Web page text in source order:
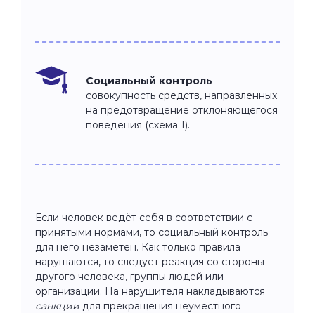
Социальный контроль —
совокупность средств, направленных
на предотвращение отклоняющегося
поведения (схема 1).
Если человек ведёт себя в соответствии с
принятыми нормами, то социальный контроль
для него незаметен. Как только правила
нарушаются, то следует реакция со стороны
другого человека, группы людей или
организации. На нарушителя накладываются
санкции для прекращения неуместного